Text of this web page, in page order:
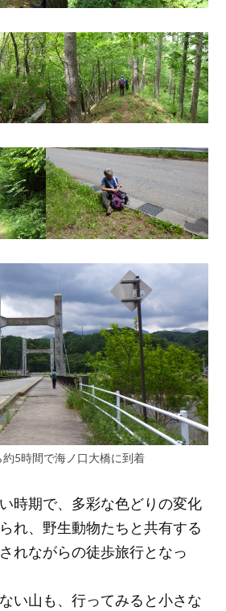
5時間で海ノ口大橋に到着
時期で、多彩な色どりの変化
れ、野生動物たちと共有する
れながらの徒歩旅行となっ
い山も、行ってみると小さな